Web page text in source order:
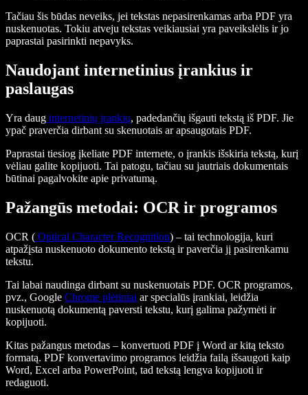
Tačiau šis būdas neveiks, jei tekstas nepasirenkamas arba PDF yra
nuskenuotas. Tokiu atveju tekstas veikiausiai yra paveikslėlis ir jo
paprastai pasirinkti nepavyks.
Naudojant internetinius įrankius ir
paslaugas
Yra daug internetinių įrankių, padedančių išgauti tekstą iš PDF. Jie
ypač praverčia dirbant su skenuotais ar apsaugotais PDF.
Paprastai tiesiog įkeliate PDF internete, o įrankis išskiria tekstą, kurį
vėliau galite kopijuoti. Tai patogu, tačiau su jautriais dokumentais
būtinai pagalvokite apie privatumą.
Pažangūs metodai: OCR ir programos
OCR ( Optical Character Recognition) – tai technologija, kuri
atpažįsta nuskenuoto dokumento tekstą ir paverčia jį pasirenkamu
tekstu.
Tai labai naudinga dirbant su nuskenuotais PDF. OCR programos,
pvz., Google Chrome plėtiniai ar specialūs įrankiai, leidžia
nuskenuotą dokumentą paversti tekstu, kurį galima pažymėti ir
kopijuoti.
Kitas pažangus metodas – konvertuoti PDF į Word ar kitą teksto
formatą. PDF konvertavimo programos leidžia failą išsaugoti kaip
Word, Excel arba PowerPoint, tad tekstą lengva kopijuoti ir
redaguoti.